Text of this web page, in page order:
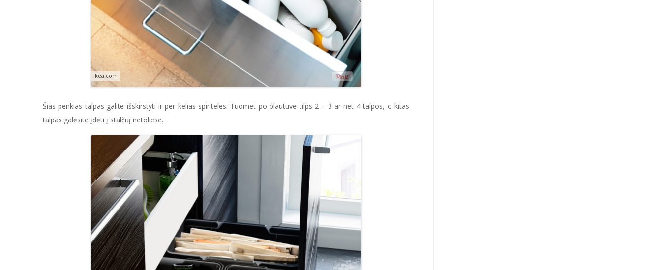
ikea.com
Šias penkias talpas galite išskirstyti ir per kelias spinteles. Tuomet po plautuve tilps 2 – 3 ar net 4 talpos, o kitas
talpas galėsite įdėti į stalčių netoliese.